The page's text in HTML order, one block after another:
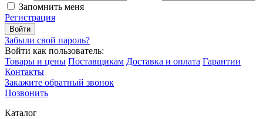
Запомнить меня
Регистрация
Забыли свой пароль?
Войти как пользователь:
Товары и цены Поставщикам Доставка и оплата Гарантии
Контакты
Закажите обратный звонок
Позвонить
Каталог